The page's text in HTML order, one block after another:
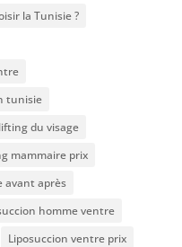
la Tunisie ?
tunisie
du visage
mammaire prix
avant après
homme ventre
Liposuccion ventre prix